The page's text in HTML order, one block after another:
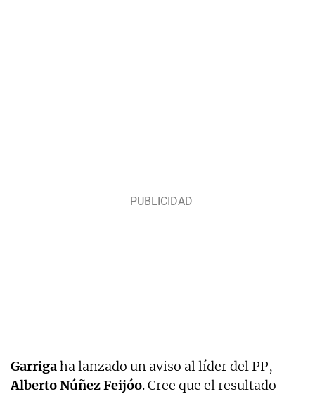
Garrigaha lanzado un aviso al líder del PP,
Alberto Núñez Feijóo. Cree que el resultado